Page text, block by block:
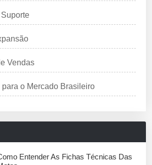
Vendas
para o Mercado Brasileiro
Entender As Fichas Técnicas Das